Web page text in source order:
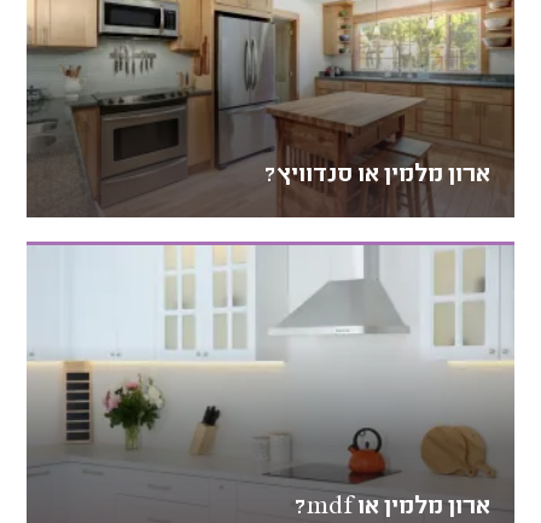
ארון מלמין או סנדוויץ?
ארון מלמין או mdf?